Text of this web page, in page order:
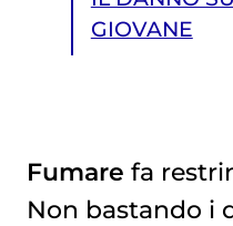
GIOVANE
Fumare fa
Non bastando i